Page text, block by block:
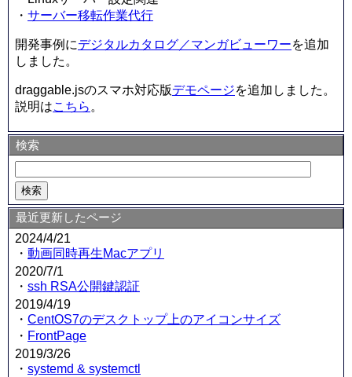
・ サーバー移転作業代行
開発事例にデジタルカタログ／マンガビューワーを追加
しました。
draggable.jsのスマホ対応版デモページを追加しました。
説明はこちら 。
検索
最近更新したページ
2024/4/21
・ 動画同時再生Macアプリ
2020/7/1
・ ssh RSA公開鍵認証
2019/4/19
・ CentOS7のデスクトップ上のアイコンサイズ
・ FrontPage
2019/3/26
・ systemd & systemctl